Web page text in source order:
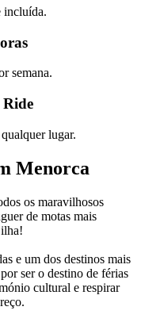
incluída.
semana.
lugar.
Menorca
os maravilhosos
de motas mais
e um dos destinos mais
ser o destino de férias
cultural e respirar